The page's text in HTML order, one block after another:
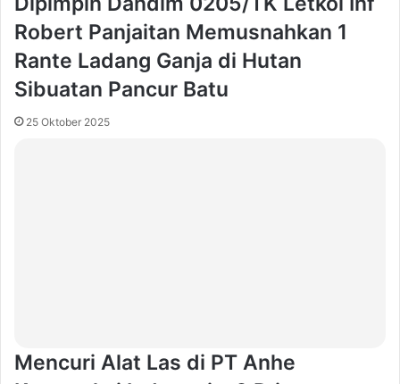
Robert Panjaitan Memusnahkan 1
Rante Ladang Ganja di Hutan
Sibuatan Pancur Batu
25 Oktober 2025
Mencuri Alat Las di PT Anhe